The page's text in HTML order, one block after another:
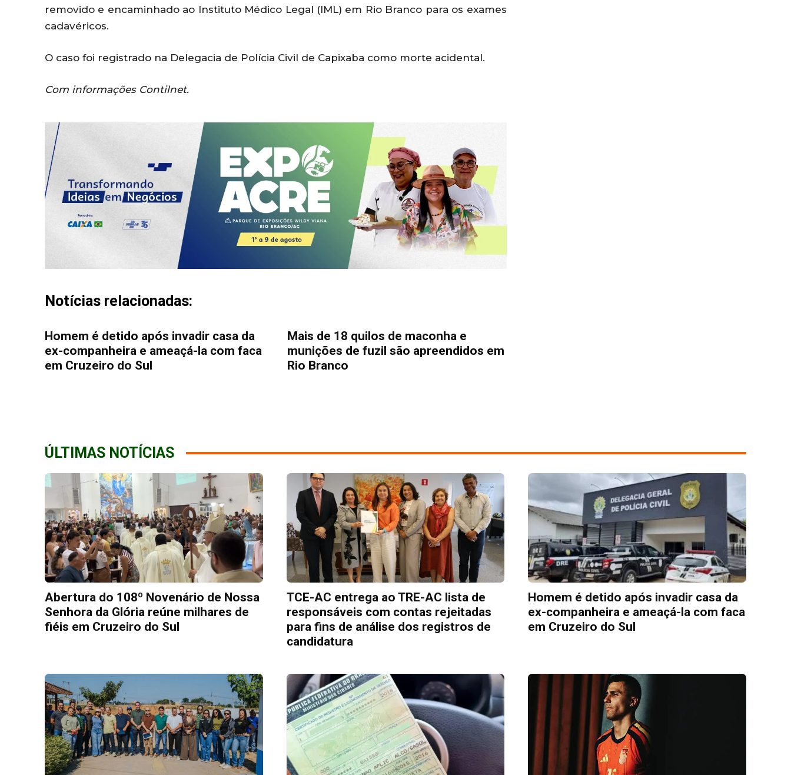
removido e encaminhado ao Instituto Médico Legal (IML) em Rio Branco para os exames
cadavéricos.
O caso foi registrado na Delegacia de Polícia Civil de Capixaba como morte acidental.
Com informações Contilnet.
Notícias relacionadas:
Homem é detido após invadir casa da
ex-companheira e ameaçá-la com faca
em Cruzeiro do Sul
Mais de 18 quilos de maconha e
munições de fuzil são apreendidos em
Rio Branco
ÚLTIMAS NOTÍCIAS
Abertura do 108º Novenário de Nossa
Senhora da Glória reúne milhares de
fiéis em Cruzeiro do Sul
TCE-AC entrega ao TRE-AC lista de
responsáveis com contas rejeitadas
para fins de análise dos registros de
candidatura
Homem é detido após invadir casa da
ex-companheira e ameaçá-la com faca
em Cruzeiro do Sul